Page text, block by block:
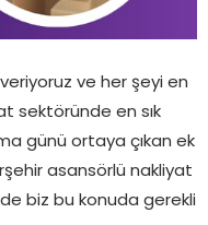
ve her şeyi en
sektöründe en sık
günü ortaya çıkan ek
asansörlü nakliyat
biz bu konuda gerekli